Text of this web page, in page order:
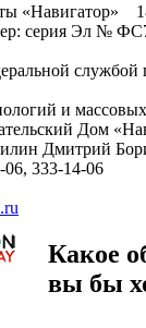
«Навигатор»
серия Эл №
службой
и
Дом
Дмитрий
333-14-06
Какое
вы бы